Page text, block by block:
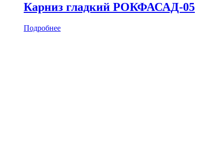
Карниз гладкий РОКФАСАД-05
Подробнее